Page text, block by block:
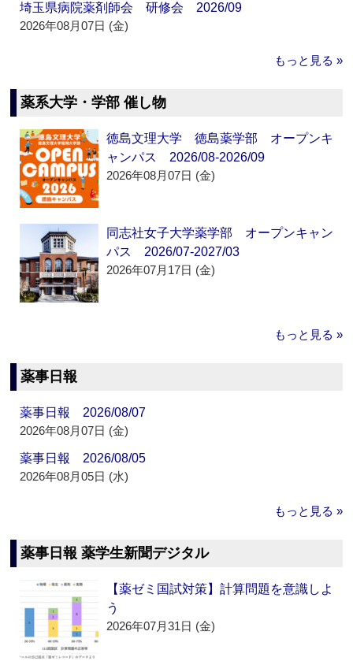
埼玉県病院薬剤師会 研修会 2026/09
2026年08月07日 (金)
もっと見る »
薬系大学・学部 催し物
徳島文理大学 徳島薬学部 オープンキ
ャンパス 2026/08-2026/09
2026年08月07日 (金)
同志社女子大学薬学部 オープンキャン
パス 2026/07-2027/03
2026年07月17日 (金)
もっと見る »
薬事日報
薬事日報 2026/08/07
2026年08月07日 (金)
薬事日報 2026/08/05
2026年08月05日 (水)
もっと見る »
薬事日報 薬学生新聞デジタル
【薬ゼミ国試対策】計算問題を意識しよ
う
2026年07月31日 (金)